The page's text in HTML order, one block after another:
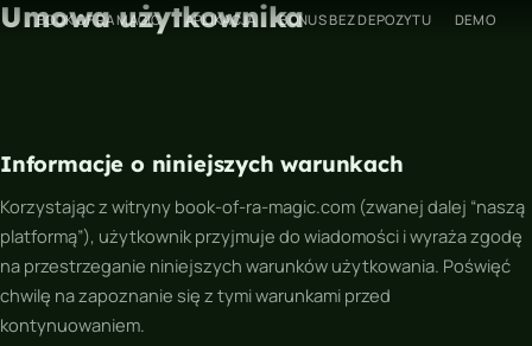
PrzejdźBOOK OF RA MAGIC APLIKACJA BONUS BEZ DEPOZYTU DEMO
Umowa użytkownika
Informacje o niniejszych warunkach
Korzystając z witryny book-of-ra-magic.com (zwanej dalej “naszą
platformą”), użytkownik przyjmuje do wiadomości i wyraża zgodę
na przestrzeganie niniejszych warunków użytkowania. Poświęć
chwilę na zapoznanie się z tymi warunkami przed
kontynuowaniem.